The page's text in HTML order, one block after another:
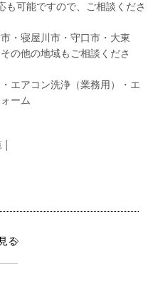
可能ですので、ご相談くださ
・寝屋川市・守口市・大東
の他の地域もご相談くださ
エアコン洗浄（業務用）・エ
ーム
│
る